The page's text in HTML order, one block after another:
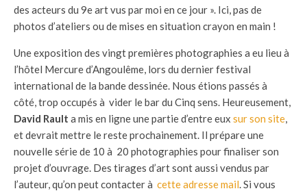
des acteurs du 9e art vus par moi en ce jour ». Ici, pas de
photos d’ateliers ou de mises en situation crayon en main !
Une exposition des vingt premières photographies a eu lieu à
l’hôtel Mercure d’Angoulême, lors du dernier festival
international de la bande dessinée. Nous étions passés à
côté, trop occupés à vider le bar du Cinq sens. Heureusement,
David Rault a mis en ligne une partie d’entre eux sur son site,
et devrait mettre le reste prochainement. Il prépare une
nouvelle série de 10 à 20 photographies pour finaliser son
projet d’ouvrage. Des tirages d’art sont aussi vendus par
l’auteur, qu’on peut contacter à cette adresse mail. Si vous